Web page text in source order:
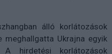
álló korlátozások
Ukrajna egyik
hirdetési korlátozások